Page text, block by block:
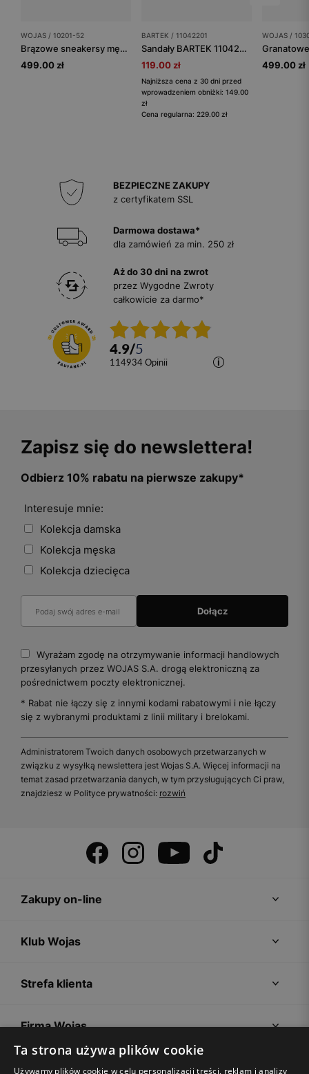
WOJAS / 10201-52
Brązowe sneakersy męskie ze skóry licowej
499.00 zł
BARTEK / 11042201
Sandały BARTEK 11042201, dla dziewcząt, różowy
119.00 zł
Najniższa cena z 30 dni przed
wprowadzeniem obniżki: 149.00
zł
Cena regularna: 229.00 zł
WOJAS /
499.00 zł
BEZPIECZNE ZAKUPY
z certyfikatem SSL
Darmowa dostawa*
dla zamówień za min. 250 zł
Aż do 30 dni na zwrot
przez Wygodne Zwroty
całkowicie za darmo*
4.9/5
114934 opinii
Zapisz się do newslettera!
Odbierz 10% rabatu na pierwsze zakupy*
Interesuje mnie:
Kolekcja damska
Kolekcja męska
Kolekcja dziecięca
Wyrażam zgodę na otrzymywanie informacji handlowych
przesyłanych przez WOJAS S.A. drogą elektroniczną za
pośrednictwem poczty elektronicznej.
* Rabat nie łączy się z innymi kodami rabatowymi i nie łączy
się z wybranymi produktami z linii military i brelokami.
Administratorem Twoich danych osobowych przetwarzanych w
związku z wysyłką newslettera jest Wojas S.A. Więcej informacji na
temat zasad przetwarzania danych, w tym przysługujących Ci praw,
znajdziesz w Polityce prywatności: rozwiń
Zakupy on-line
Klub Wojas
Strefa klienta
Firma Wojas
Porady
Ta strona używa plików cookie
Używamy plików cookie w celu personalizacji treści, reklam i analizy